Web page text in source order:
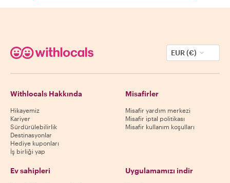
EUR (€)
Withlocals Hakkında
Hikayemiz
Kariyer
Sürdürülebilirlik
Destinasyonlar
Hediye kuponları
İş birliği yap
Misafirler
Misafir yardım merkezi
Misafir iptal politikası
Misafir kullanım koşulları
Ev sahipleri Uygulamamızı indir